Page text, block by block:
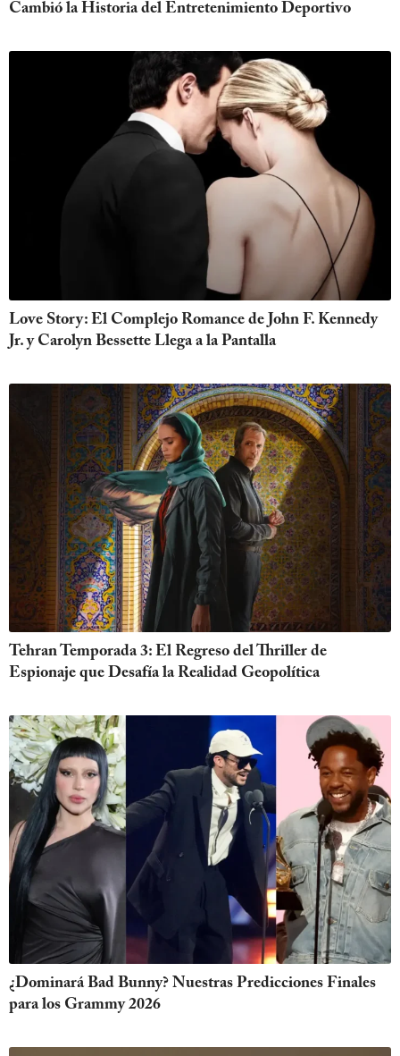
Cambió la Historia del Entretenimiento Deportivo
Love Story: El Complejo Romance de John F. Kennedy
Jr. y Carolyn Bessette Llega a la Pantalla
Tehran Temporada 3: El Regreso del Thriller de
Espionaje que Desafía la Realidad Geopolítica
¿Dominará Bad Bunny? Nuestras Predicciones Finales
para los Grammy 2026